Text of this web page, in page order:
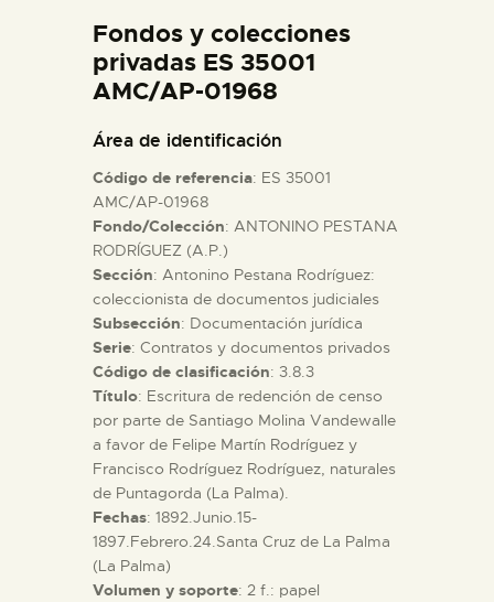
ESPAÑOL
ACTIVIDADES
█
EL MUSEO
COLECCIONES
DIDÁCTICA
ESPAÑOL
Fondos y colecciones
privadas ES 35001
AMC/AP-01968
Área de identificación
Código de referencia: ES 35001
AMC/AP-01968
Fondo/Colección: ANTONINO PESTANA
RODRÍGUEZ (A.P.)
Sección: Antonino Pestana Rodríguez:
coleccionista de documentos judiciales
Subsección: Documentación jurídica
Serie: Contratos y documentos privados
Código de clasificación: 3.8.3
Título: Escritura de redención de censo
por parte de Santiago Molina Vandewalle
a favor de Felipe Martín Rodríguez y
Francisco Rodríguez Rodríguez, naturales
de Puntagorda (La Palma).
Fechas: 1892.Junio.15-
1897.Febrero.24.Santa Cruz de La Palma
(La Palma)
Volumen y soporte: 2 f.: papel